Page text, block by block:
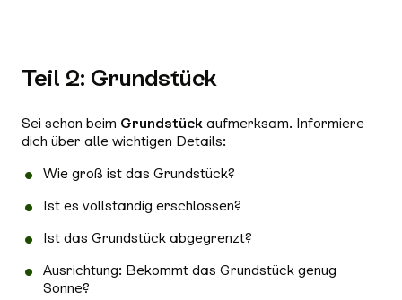
Teil 2: Grundstück
Sei schon beim Grundstück aufmerksam. Informiere
dich über alle wichtigen Details:
Wie groß ist das Grundstück?
Ist es vollständig erschlossen?
Ist das Grundstück abgegrenzt?
Ausrichtung: Bekommt das Grundstück genug
Sonne?